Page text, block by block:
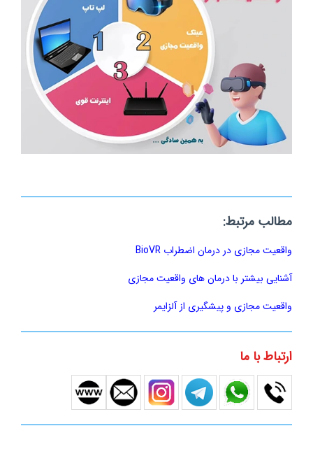
مطالب مرتبط:
واقعیت مجازی در درمان اضطراب BioVR
آشنایی بیشتر با درمان های واقعیت مجازی
واقعیت مجازی و پیشگیری از آلزایمر
ارتباط با ما